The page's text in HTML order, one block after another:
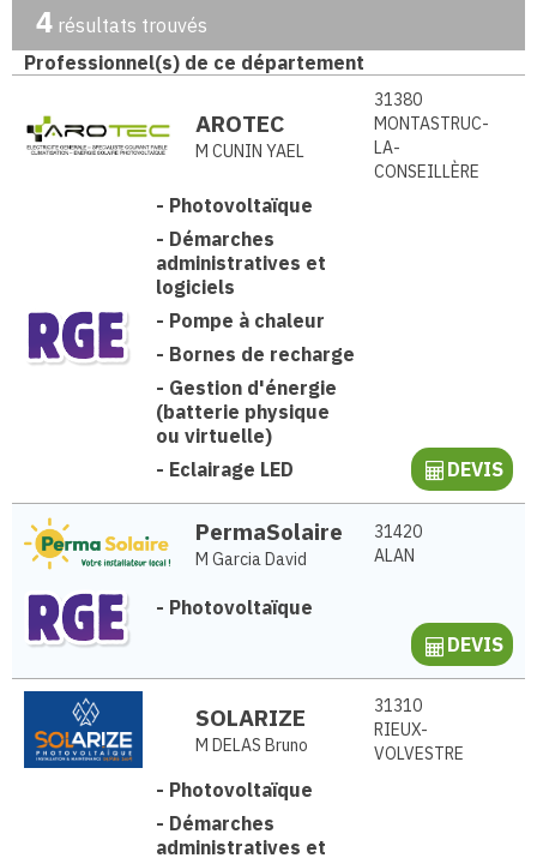
4 résultats trouvés
Professionnel(s) de ce département
AROTEC
M CUNIN YAEL
31380
MONTASTRUC-
LA-
CONSEILLÈRE
- Photovoltaïque
- Démarches
administratives et
logiciels
- Pompe à chaleur
- Bornes de recharge
- Gestion d'énergie
(batterie physique
ou virtuelle)
- Eclairage LED DEVIS
PermaSolaire
M Garcia David
31420
ALAN
- Photovoltaïque
DEVIS
SOLARIZE
M DELAS Bruno
31310
RIEUX-
VOLVESTRE
- Photovoltaïque
- Démarches
administratives et